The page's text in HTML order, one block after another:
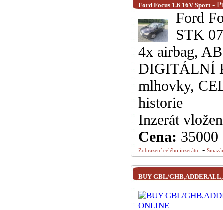
Ford Focus 1.6 16V Sport -
Ford
STK
4x airbag,
DIGITÁLNÍ
mlhovky,
historie
Inzerát
Cena: 35000
Zobrazení celého inzerátu -
BUY GBL/